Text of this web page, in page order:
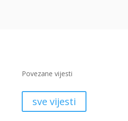
Povezane vijesti
sve vijesti